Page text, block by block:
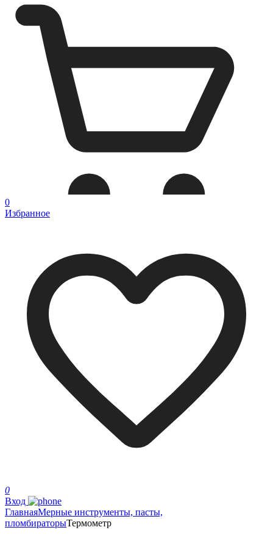
0
Избранное
0
Вход
ГлавнаяМерные инструменты, пасты,
пломбираторыТермометр